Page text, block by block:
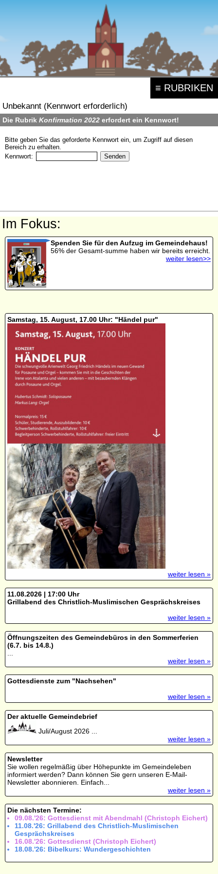
≡ RUBRIKEN
Unbekannt (Kennwort erforderlich)
Die Rubrik Konfirmation 2022 erfordert ein Kennwort!
Bitte geben Sie das geforderte Kennwort ein, um Zugriff auf diesen
Bereich zu erhalten.
Kennwort:
Im Fokus:
Spenden Sie für den Aufzug im Gemeindehaus!
56% der Gesamt-summe haben wir bereits erreicht.
weiter lesen>>
Samstag, 15. August, 17.00 Uhr: "Händel pur"
weiter lesen »
11.08.2026 | 17:00 Uhr
Grillabend des Christlich-Muslimischen Gesprächskreises
weiter lesen »
Öffnungszeiten des Gemeindebüros in den Sommerferien
(6.7. bis 14.8.)
weiter lesen »
Gottesdienste zum "Nachsehen"
weiter lesen »
Der aktuelle Gemeindebrief
Juli/August 2026 ...
weiter lesen »
Newsletter
Sie wollen regelmäßig über Höhepunkte im Gemeindeleben
informiert werden? Dann können Sie gern unseren E-Mail-
Newsletter abonnieren. Einfach...
weiter lesen »
Die nächsten Termine:
09.08.'26: Gottesdienst mit Abendmahl (Christoph Eichert)
11.08.'26: Grillabend des Christlich-Muslimischen
Gesprächskreises
16.08.'26: Gottesdienst (Christoph Eichert)
18.08.'26: Bibelkurs: Wundergeschichten